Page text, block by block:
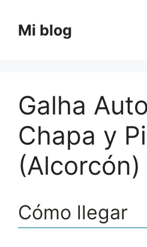
contenido
Mi blog
Galha
Chapa y
(Alcorcón)
Cómo llegar